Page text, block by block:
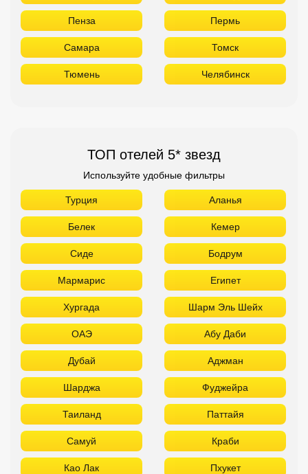
Пенза Пермь
Самара Томск
Тюмень Челябинск
ТОП отелей 5* звезд
Используйте удобные фильтры
Турция Аланья
Белек Кемер
Сиде Бодрум
Мармарис Египет
Хургада Шарм Эль Шейх
ОАЭ Абу Даби
Дубай Аджман
Шарджа Фуджейра
Таиланд Паттайя
Самуй Краби
Као Лак Пхукет